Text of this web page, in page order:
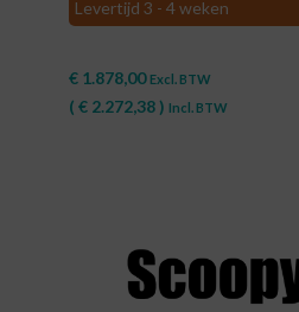
Levertijd 3 - 4 weken
€ 1.878,00 Excl. BTW
( € 2.272,38) Incl. BTW